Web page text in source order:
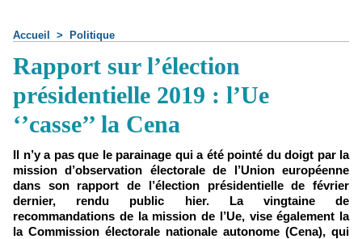
Accueil > Politique
Rapport sur l’élection
présidentielle 2019 : l’Ue
‘’casse’’ la Cena
Il n’y a pas que le parainage qui a été pointé du doigt par la
mission d’observation électorale de l’Union européenne
dans son rapport de l’élection présidentielle de février
dernier, rendu public hier. La vingtaine de
recommandations de la mission de l’Ue, vise également la
la Commission électorale nationale autonome (Cena), qui